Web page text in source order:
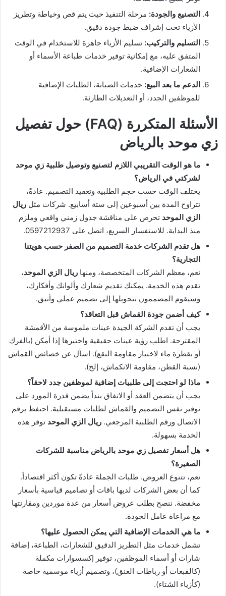
التصنيع والجودة: مرحلة التنفيذ حيث يتم قص وخياطة وتطريز
الأزياء تحت إشراف ضبط جودة دقيق.
التسليم والتركيب: تسليم الأزياء جاهزة للاستخدام في الوقت
المتفق عليه، مع إمكانية توفير خدمات طباعة الأسماء أو
الشعارات الإضافية.
الدعم ما بعد البيع: خدمات الصيانة، الطلبات الإضافية
للموظفين الجدد، أو التعديلات الطارئة.
الأسئلة المتكررة (FAQ) حول تفصيل
زي موحد بالرياض
ما هو الوقت التقريبي اللازم لتصنيع وتوصيل طلبية زي موحد
لشركتي في الرياض؟
يختلف الوقت حسب حجم الطلبية وتعقيد التصميم. عادةً،
تتراوح المدة بين أسبوعين إلى ستة أسابيع. شركات مثل ريال
الزي الموحد تحرص على مناقشة جدول زمني واقعي وملزم
منذ البداية. للاستفسار السريع، اتصل على 0597212937.
هل تقدم الشركات خدمة التصميم من الصفر حسب هويتنا
التجارية؟
نعم، معظم الشركات المتخصصة، ومنها ريال الزي الموحد،
تقدم هذه الخدمة. يمكنك تقديم شعارك وألوانك وأفكارك،
وسيقوم المصممون بتحويلها إلى تصميم عملي وأنيق.
كيف أضمن جودة القماش قبل التعاقد؟
يجب أن تقدم الشركة الجيدة عينات ملموسة من الأقمشة
المقترحة. اطلب رؤية عينات حقيقية واختبرها إذا أمكن (بالفرك
أو بقطرة ماء لاختبار مقاومة البقع). اسأل عن خصائص القماش
(نسبة القطن، مقاومة الانكماش، إلخ).
ماذا لو احتجت إلى طلبيات إضافية لموظفين جدد لاحقاً؟
يجب أن يتضمن العقد أو الاتفاق بنداً يضمن قدرة المورد على
توفير نفس التصميم والقماش لطلبات مستقبلية. احتفظ برقم
الاتصال ورقم الطلبية المرجعي. ريال الزي الموحد توفر هذه
الخدمة بسهولة.
هل أسعار تفصيل زي موحد بالرياض مناسبة للشركات
الصغيرة؟
نعم، تتنوع العروض. طلبات الجملة عادةً تكون أكثر اقتصاداً.
كما أن بعض الشركات لديها باقات أو تصاميم قياسية بأسعار
مخفضة. ننصح بطلب عروض أسعار من عدة موردين ومقارنتها
مع مراعاة عامل الجودة.
ما هي الخدمات الإضافية التي يمكن الحصول عليها؟
تشمل خدمات مثل التطريز الدقيق للشعارات، الطباعة، إضافة
شارات أو أسماء الموظفين، توفير إكسسوارات مكملة
(كالقبعات أو رباطات العنق)، وتصميم أزياء موسمية خاصة
(كأزياء الشتاء).